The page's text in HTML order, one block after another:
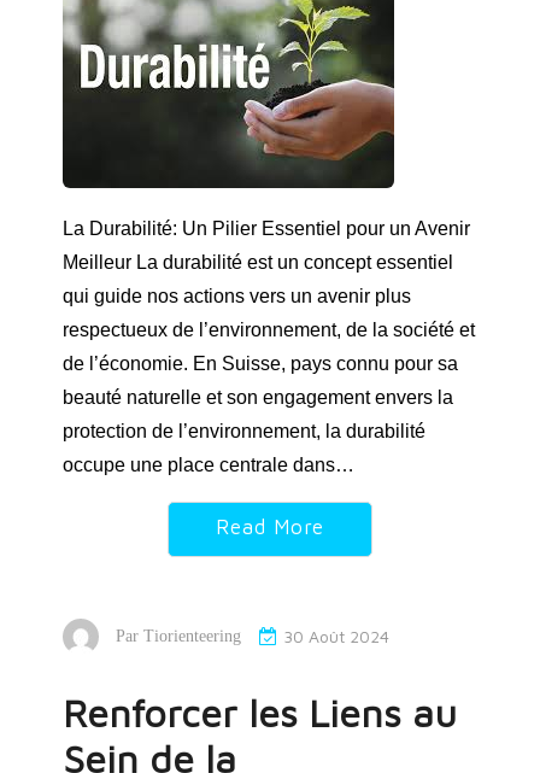
La Durabilité: Un Pilier Essentiel pour un Avenir
Meilleur La durabilité est un concept essentiel
qui guide nos actions vers un avenir plus
respectueux de l’environnement, de la société et
de l’économie. En Suisse, pays connu pour sa
beauté naturelle et son engagement envers la
protection de l’environnement, la durabilité
occupe une place centrale dans…
Read More
Par Tiorienteering 30 Août 2024
Renforcer les Liens au
Sein de la